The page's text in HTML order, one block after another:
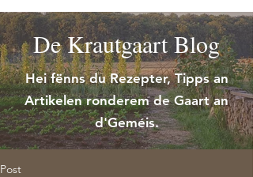
De Krautgaart Blog
Hei fënns du Rezepter, Tipps an
Artikelen ronderem de Gaart an
d'Geméis.
Post